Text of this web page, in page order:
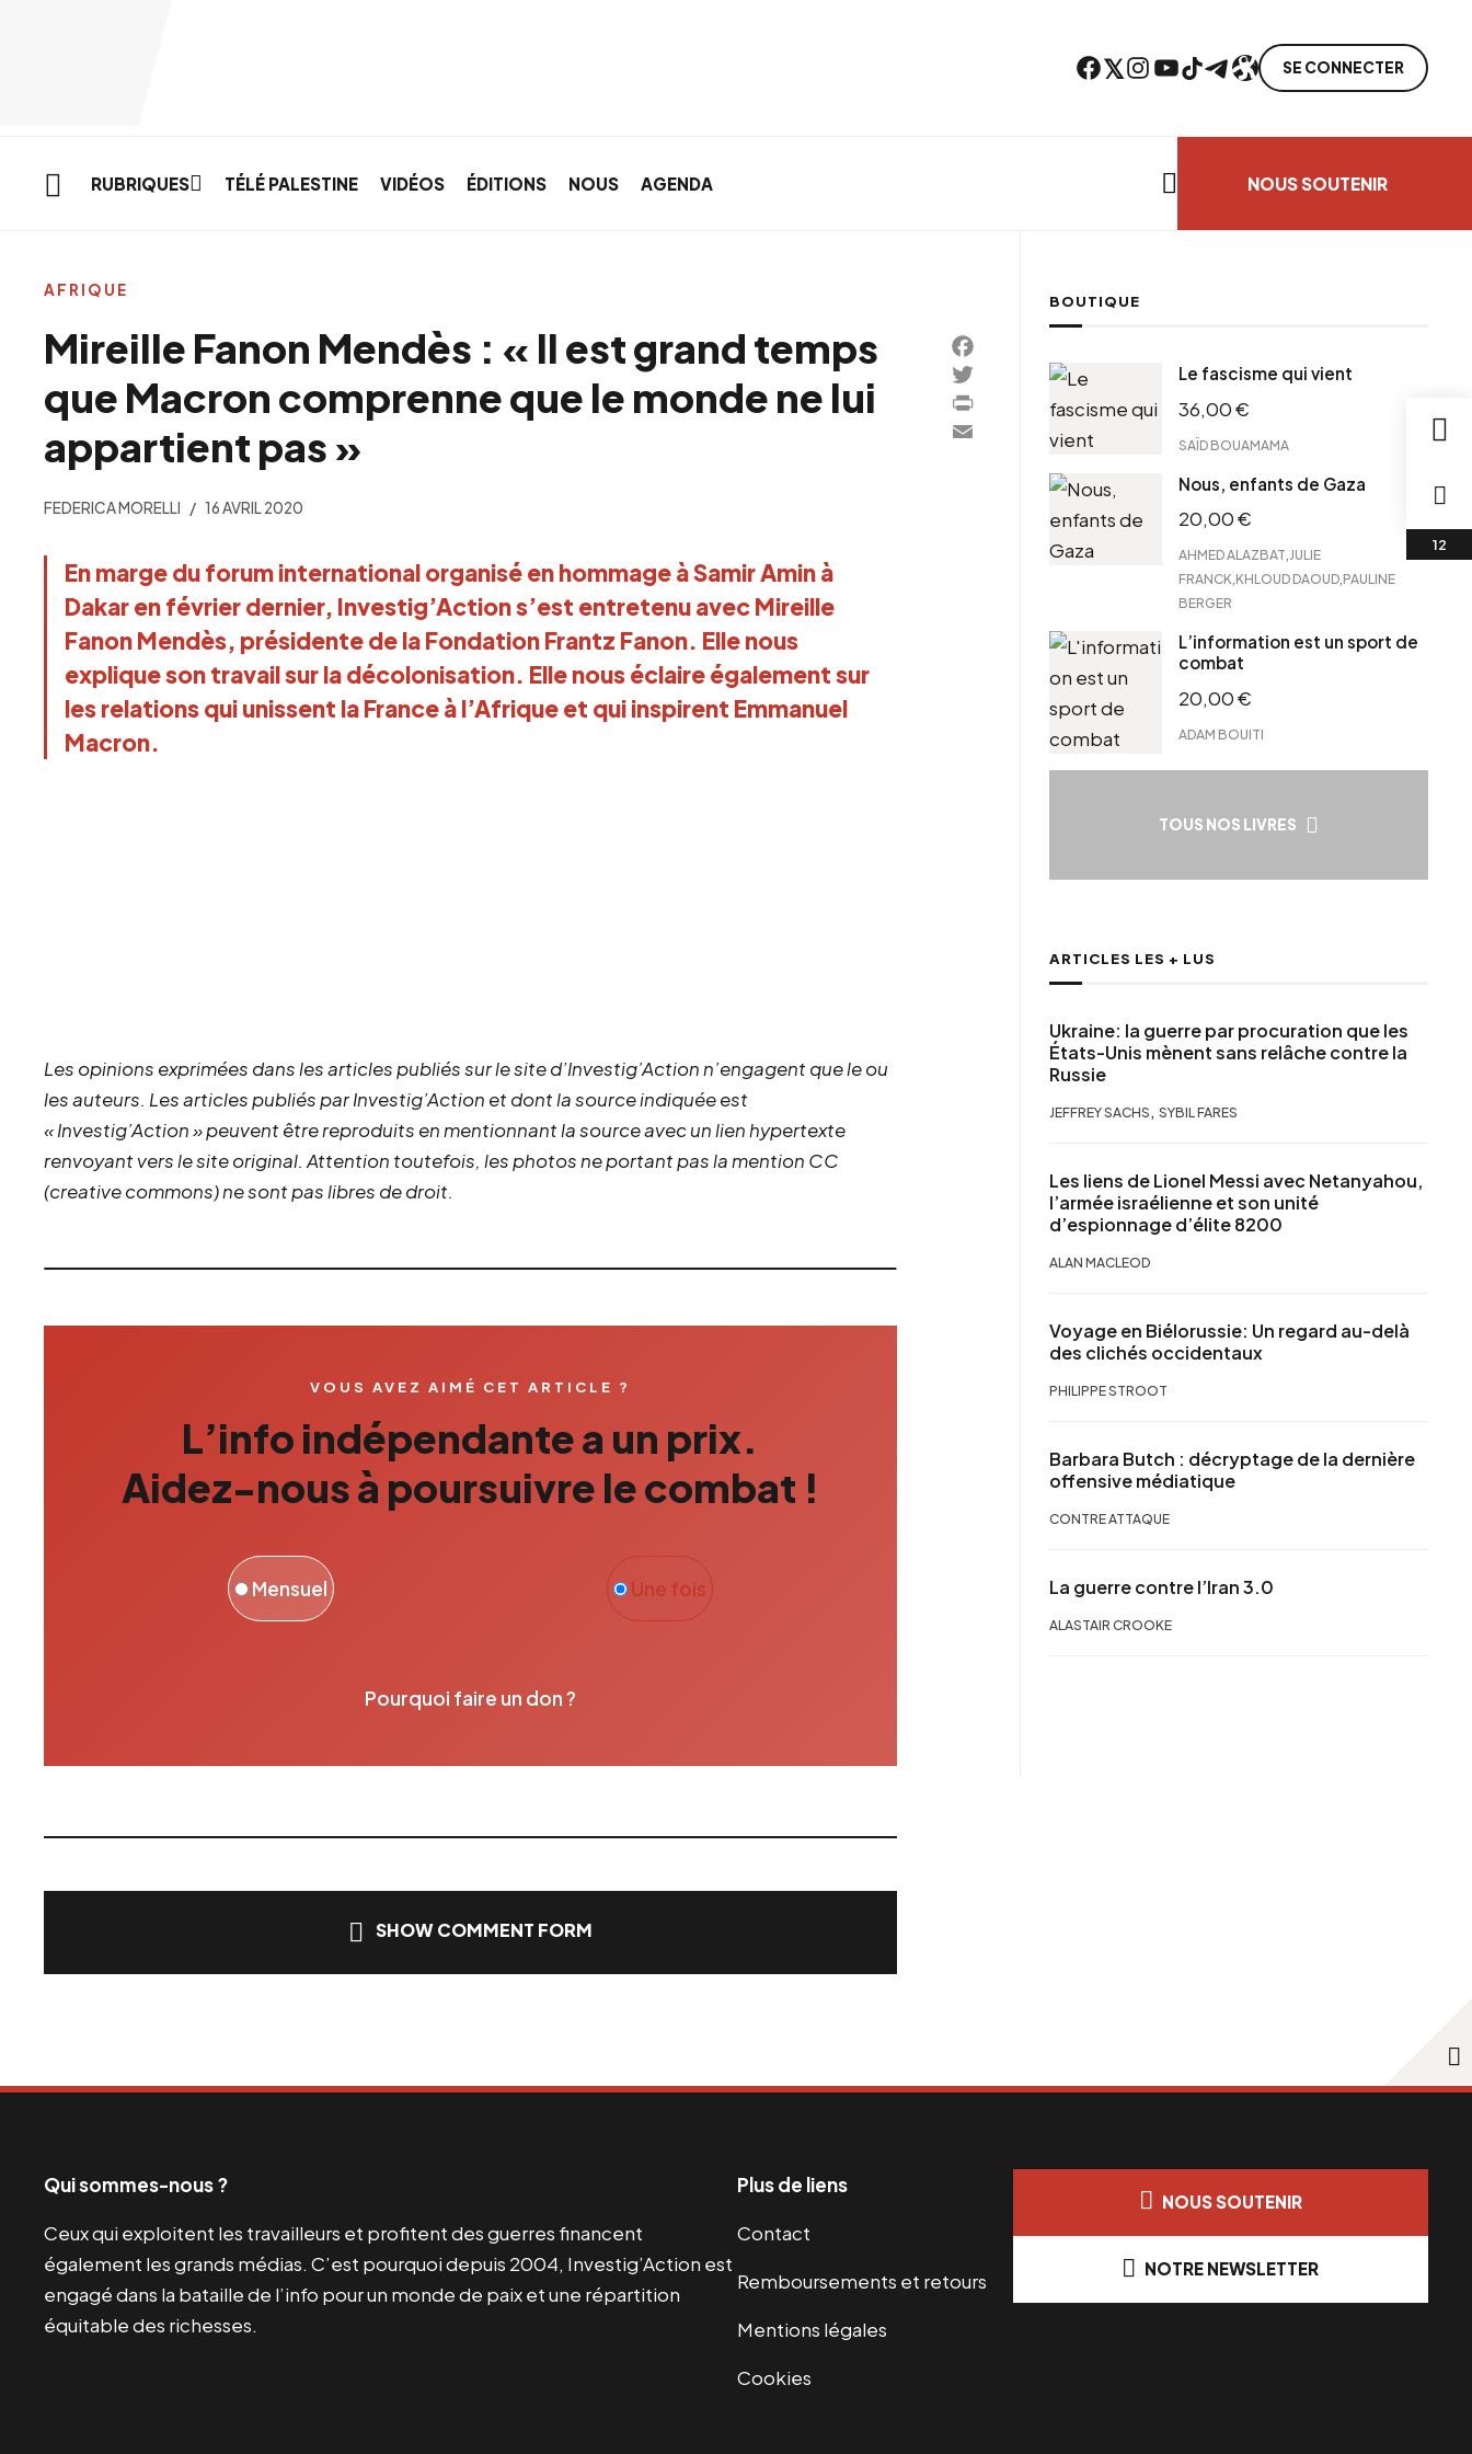
Facebook Twitter Instagram YouTube TikTok TelegramLien SE CONNECTER
RUBRIQUES TÉLÉ PALESTINE VIDÉOS ÉDITIONS NOUS AGENDA NOUS SOUTENIR
Mireille Fanon Mendès : « Il est grand temps
que Macron comprenne que le monde ne lui
appartient pas »
FEDERICA MORELLI 16 AVRIL 2020
En marge du forum international organisé en hommage à Samir Amin à
Dakar en février dernier, Investig’Action s’est entretenu avec Mireille
Fanon Mendès, présidente de la Fondation Frantz Fanon. Elle nous
explique son travail sur la décolonisation. Elle nous éclaire également sur
les relations qui unissent la France à l’Afrique et qui inspirent Emmanuel
Macron.
AFRIQUE
Les opinions exprimées dans les articles publiés sur le site d’Investig’Action n’engagent que le ou
les auteurs. Les articles publiés par Investig’Action et dont la source indiquée est
« Investig’Action » peuvent être reproduits en mentionnant la source avec un lien hypertexte
renvoyant vers le site original. Attention toutefois, les photos ne portant pas la mention CC
(creative commons) ne sont pas libres de droit.
VOUS AVEZ AIMÉ CET ARTICLE ?
L’info indépendante a un prix.
Aidez-nous à poursuivre le combat !
Une fois
Mensuel
Pourquoi faire un don ?
Facebook
Twitter
PrintFriendly
Email
SHOW COMMENT FORM
BOUTIQUE
Le fascisme qui vient
36,00€
SAÏD BOUAMAMA
Nous, enfants de Gaza
20,00€
AHMED ALAZBAT JULIE
FRANCK KHLOUD DAOUD PAULINE
BERGER
L’information est un sport de
combat
20,00€
ADAM BOUITI
TOUS NOS LIVRES
ARTICLES LES + LUS
Ukraine: la guerre par procuration que les
États-Unis mènent sans relâche contre la
Russie
JEFFREY SACHS , SYBIL FARES
Les liens de Lionel Messi avec Netanyahou,
l’armée israélienne et son unité
d’espionnage d’élite 8200
ALAN MACLEOD
Voyage en Biélorussie: Un regard au-delà
des clichés occidentaux
PHILIPPE STROOT
Barbara Butch : décryptage de la dernière
offensive médiatique
CONTRE ATTAQUE
La guerre contre l’Iran 3.0
ALASTAIR CROOKE
Qui sommes-nous ?
Ceux qui exploitent les travailleurs et profitent des guerres financent
également les grands médias. C’est pourquoi depuis 2004, Investig’Action est
engagé dans la bataille de l’info pour un monde de paix et une répartition
équitable des richesses.
Plus de liens
Contact
Remboursements et retours
Mentions légales
Cookies
NOUS SOUTENIR
NOTRE NEWSLETTER